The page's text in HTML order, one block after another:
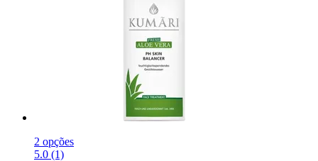
2 opções
5.0 (1)